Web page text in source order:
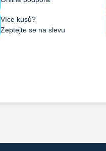
Více kusů?
Zeptejte se na slevu